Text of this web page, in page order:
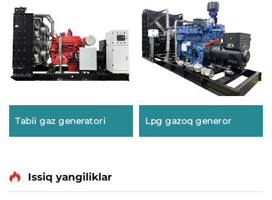
Tabii gaz generatori Lpg gazoq generor
Issiq yangiliklar